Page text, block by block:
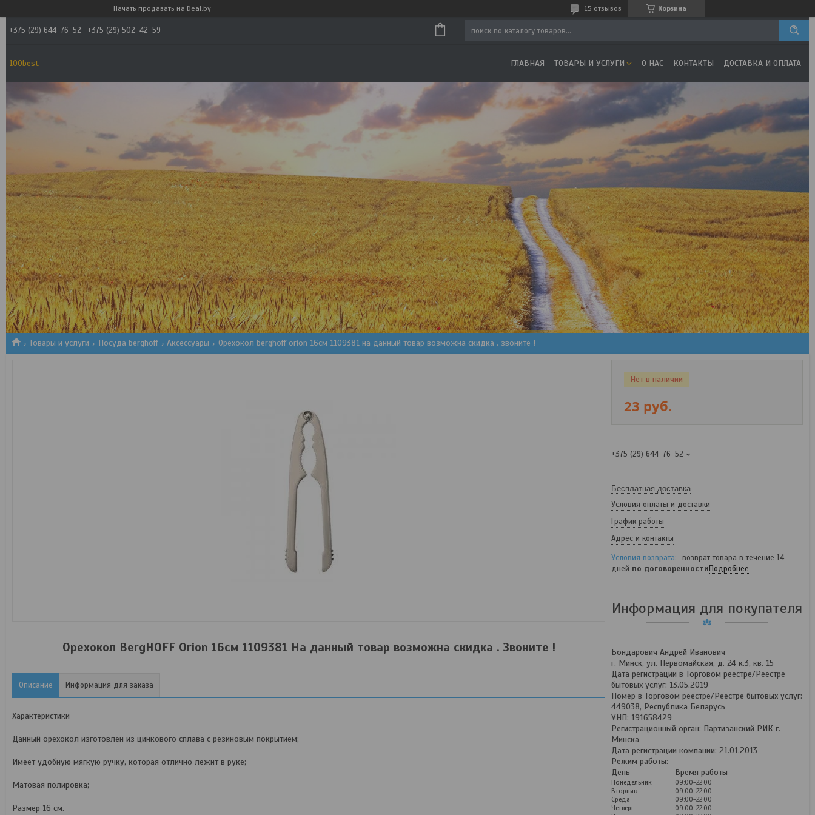
Начать продавать на Deal.by Корзина
15 отзывов
+375 (29) 644-76-52 +375 (29) 502-42-59
100best ГЛАВНАЯ ТОВАРЫ И УСЛУГИ О НАС КОНТАКТЫ ДОСТАВКА И ОПЛАТА
Товары и услуги Посуда berghoff Аксессуары Орехокол berghoff orion 16см 1109381 на данный товар возможна скидка . звоните !
Орехокол BergHOFF Orion 16см 1109381 На данный товар возможна скидка . Звоните !
Описание Информация для заказа
Характеристики
Данный орехокол изготовлен из цинкового сплава с резиновым покрытием;
Имеет удобную мягкую ручку, которая отлично лежит в руке;
Матовая полировка;
Размер 16 см.
Нет в наличии
23 руб.
+375 (29) 644-76-52
Бесплатная доставка
Условия оплаты и доставки
График работы
Адрес и контакты
возврат товара в течение 14
дней по договоренностиПодробнее
Информация для покупателя
Бондарович Андрей Иванович
г. Минск, ул. Первомайская, д. 24 к.3, кв. 15
Дата регистрации в Торговом реестре/Реестре
бытовых услуг: 13.05.2019
Номер в Торговом реестре/Реестре бытовых услуг:
449038, Республика Беларусь
УНП: 191658429
Регистрационный орган: Партизанский РИК г.
Минска
Дата регистрации компании: 21.01.2013
Режим работы:
День
Время работы
Понедельник
09:00-22:00
Вторник
09:00-22:00
Среда
09:00-22:00
Четверг
09:00-22:00